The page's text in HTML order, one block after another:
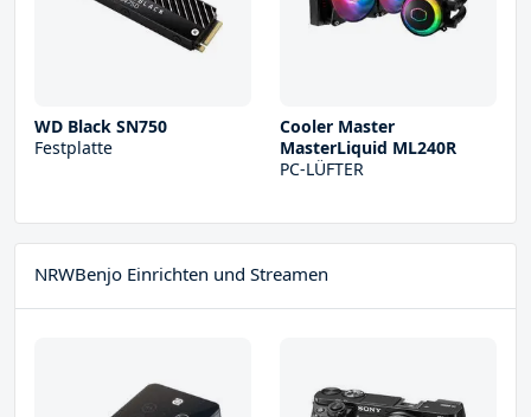
WD Black SN750
Festplatte
Cooler Master
MasterLiquid ML240R
PC-LÜFTER
NRWBenjo Einrichten und Streamen